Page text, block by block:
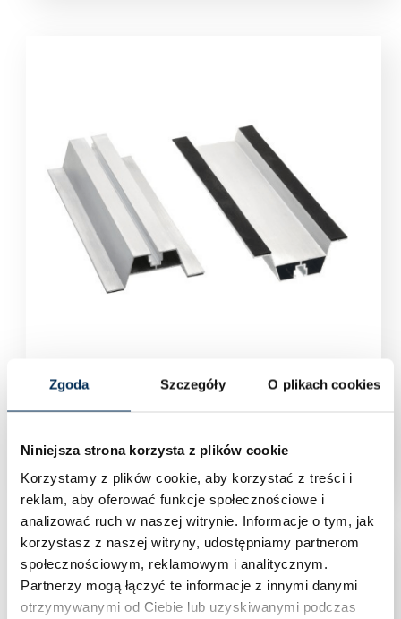
Zgoda Szczegóły O plikach cookies
Niniejsza strona korzysta z plików cookie
Korzystamy z plików cookie, aby korzystać z treści i
reklam, aby oferować funkcje społecznościowe i
analizować ruch w naszej witrynie. Informacje o tym, jak
korzystasz z naszej witryny, udostępniamy partnerom
społecznościowym, reklamowym i analitycznym.
Partnerzy mogą łączyć te informacje z innymi danymi
otrzymywanymi od Ciebie lub uzyskiwanymi podczas
MOSTEK TRAPEZOWY 70mm x 470mm Z